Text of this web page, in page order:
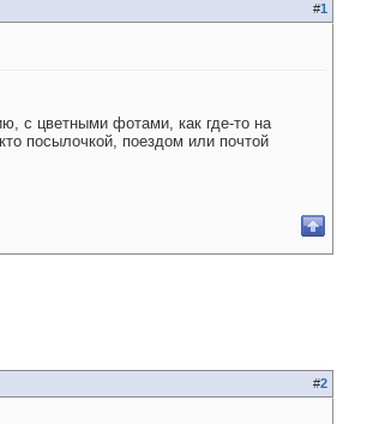
#1
с цветными фотами, как где-то на
посылочкой, поездом или почтой
#2